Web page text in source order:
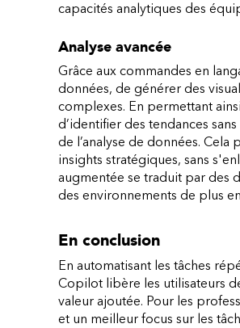
capacités analytiques des
Analyse avancée
Grâce aux commandes en
données, de générer des
complexes. En permettant
d’identifier des tendances
de l’analyse de données.
insights stratégiques, sans
augmentée se traduit par des
des environnements de plus
En conclusion
En automatisant les tâches
Copilot libère les utilisateurs
valeur ajoutée. Pour les
et un meilleur focus sur les